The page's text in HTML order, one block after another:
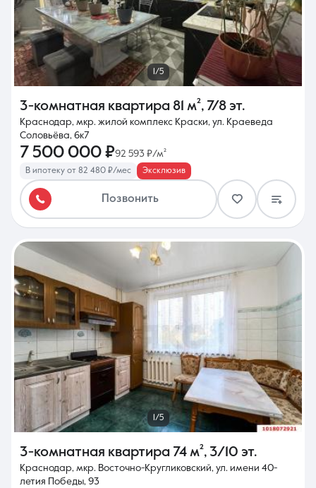
1/5
3-комнатная квартира 81 м², 7/8 эт.
Краснодар, мкр. жилой комплекс Краски, ул. Краеведа
Соловьёва, 6к7
7 500 000 ₽92 593 ₽/м²
В ипотеку от 82 480 ₽/мес Эксклюзив
Позвонить
1/5
3-комнатная квартира 74 м², 3/10 эт.
Краснодар, мкр. Восточно-Кругликовский, ул. имени 40-
летия Победы, 93